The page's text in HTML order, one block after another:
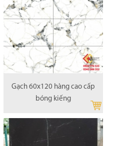
Gạch 60x120 hàng cao cấp
bóng kiếng